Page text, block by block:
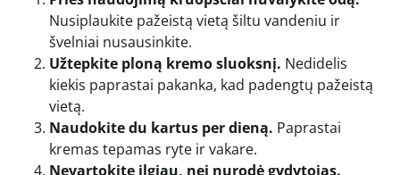
Nusiplaukite pažeistą vietą šiltu vandeniu ir
švelniai nusausinkite.
Užtepkite ploną kremo sluoksnį. Nedidelis
kiekis paprastai pakanka, kad padengtų pažeistą
vietą.
Naudokite du kartus per dieną. Paprastai
kremas tepamas ryte ir vakare.
Nevartokite ilgiau, nei nurodė gydytojas.